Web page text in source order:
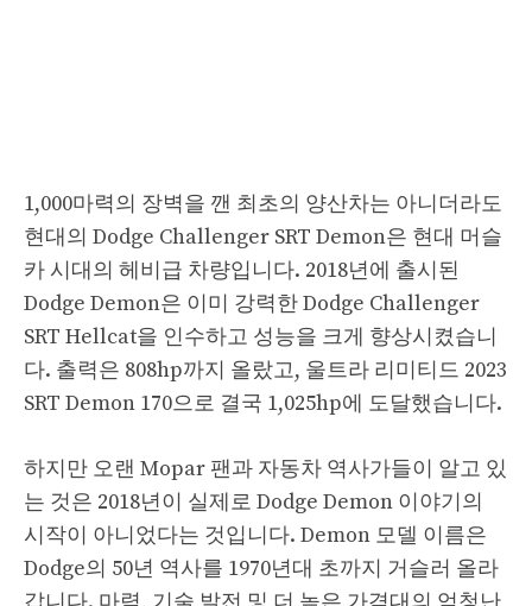
1,000마력의 장벽을 깬 최초의 양산차는 아니더라도
현대의 Dodge Challenger SRT Demon은 현대 머슬
카 시대의 헤비급 차량입니다. 2018년에 출시된
Dodge Demon은 이미 강력한 Dodge Challenger
SRT Hellcat을 인수하고 성능을 크게 향상시켰습니
다. 출력은 808hp까지 올랐고, 울트라 리미티드 2023
SRT Demon 170으로 결국 1,025hp에 도달했습니다.
하지만 오랜 Mopar 팬과 자동차 역사가들이 알고 있
는 것은 2018년이 실제로 Dodge Demon 이야기의
시작이 아니었다는 것입니다. Demon 모델 이름은
Dodge의 50년 역사를 1970년대 초까지 거슬러 올라